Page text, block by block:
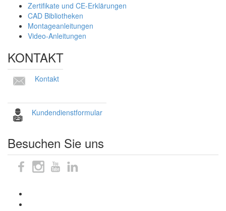
Zertifikate und CE-Erklärungen
CAD Bibliotheken
Montageanleitungen
Video-Anleitungen
KONTAKT
Kontakt
Kundendienstformular
Besuchen Sie uns